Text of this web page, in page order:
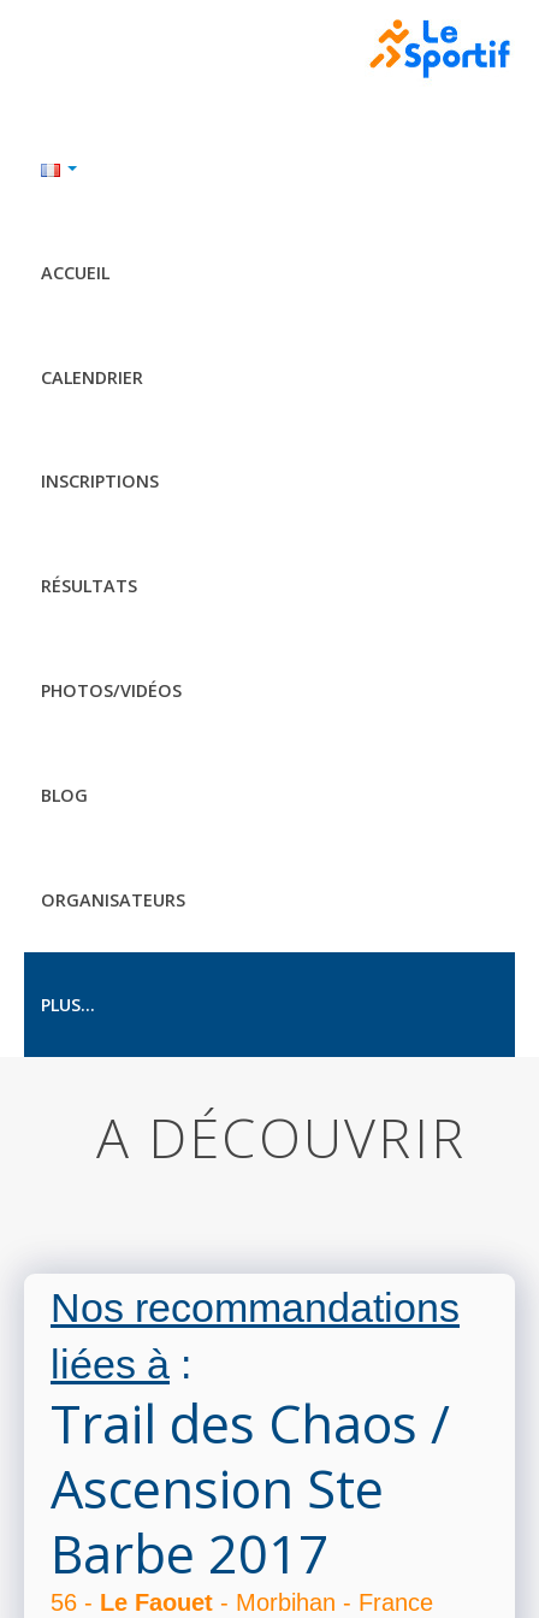
ACCUEIL
CALENDRIER
INSCRIPTIONS
RÉSULTATS
PHOTOS/VIDÉOS
BLOG
ORGANISATEURS
PLUS...
A DÉCOUVRIR
Nos recommandations
liées à :
Trail des Chaos /
Ascension Ste
Barbe 2017
56 - Le Faouet - Morbihan - France